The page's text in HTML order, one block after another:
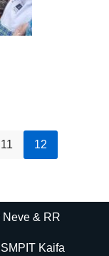
11 12
Neve & RR
Kaifa